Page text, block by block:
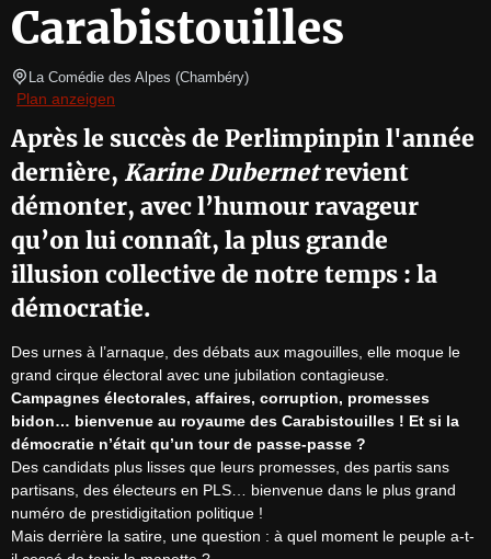
Carabistouilles
La Comédie des Alpes (Chambéry)
Plan anzeigen
Après le succès de Perlimpinpin l'année
dernière, Karine Dubernetrevient
démonter, avec l’humour ravageur
qu’on lui connaît, la plus grande
illusion collective de notre temps : la
démocratie.
Des urnes à l’arnaque, des débats aux magouilles, elle moque le
Campagnes électorales, affaires, corruption, promesses
bidon… bienvenue au royaume des Carabistouilles ! Et si la
démocratie n’était qu’un tour de passe-passe ?
Des candidats plus lisses que leurs promesses, des partis sans
partisans, des électeurs en PLS… bienvenue dans le plus grand
numéro de prestidigitation politique !
Mais derrière la satire, une question : à quel moment le peuple a-t-